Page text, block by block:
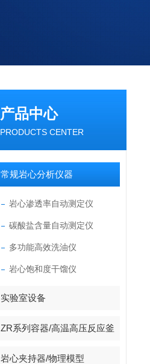
产品中心
PRODUCTS CENTER
常规岩心分析仪器
岩心渗透率自动测定仪
碳酸盐含量自动测定仪
多功能高效洗油仪
岩心饱和度干馏仪
实验室设备
ZR系列容器/高温高压反应釜
岩心夹持器/物理模型